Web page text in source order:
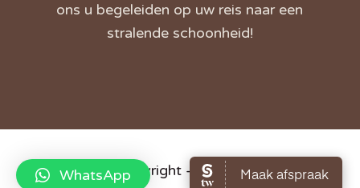
ons u begeleiden op uw reis naar een
stralende schoonheid!
© 2024 Copyright – Beauty Perfect
WhatsApp